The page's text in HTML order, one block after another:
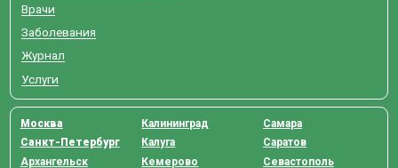
Врачи
Заболевания
Журнал
Услуги
Москва
Санкт-Петербург
Архангельск
Калининград
Калуга
Кемерово
Самара
Саратов
Севастополь